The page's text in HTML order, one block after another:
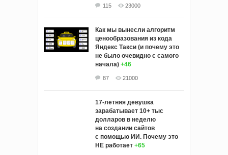
115 23000
Как мы вынесли алгоритм
ценообразования из кода
Яндекс Такси (и почему это
не было очевидно с самого
начала) +46
87 21000
17-летняя девушка
зарабатывает 10+ тыс
долларов в неделю
на создании сайтов
с помощью ИИ. Почему это
НЕ работает +65